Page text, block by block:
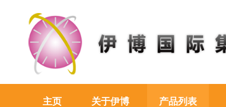
主页 关于伊博 产品列表